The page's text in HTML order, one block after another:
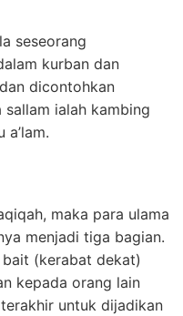
seseorang
kurban dan
dicontohkan
sallam ialah kambing
maka para ulama
menjadi tiga bagian.
(kerabat dekat)
kepada orang lain
untuk dijadikan